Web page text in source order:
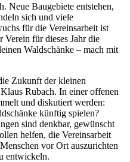
Neue Baugebiete entstehen,
sich und viele
für die Vereinsarbeit ist
Verein für dieses Jahr die
Waldschänke – mach mit
Zukunft der kleinen
Rubach. In einer offenen
und diskutiert werden:
künftig spielen?
sind denkbar, gewünscht
helfen, die Vereinsarbeit
vor Ort auszurichten
entwickeln.